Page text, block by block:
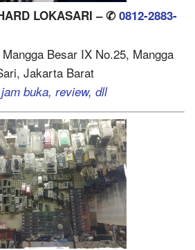
LOKASARI – ✆0812-2883-
Besar IX No.25, Mangga
Jakarta Barat
buka, review, dll